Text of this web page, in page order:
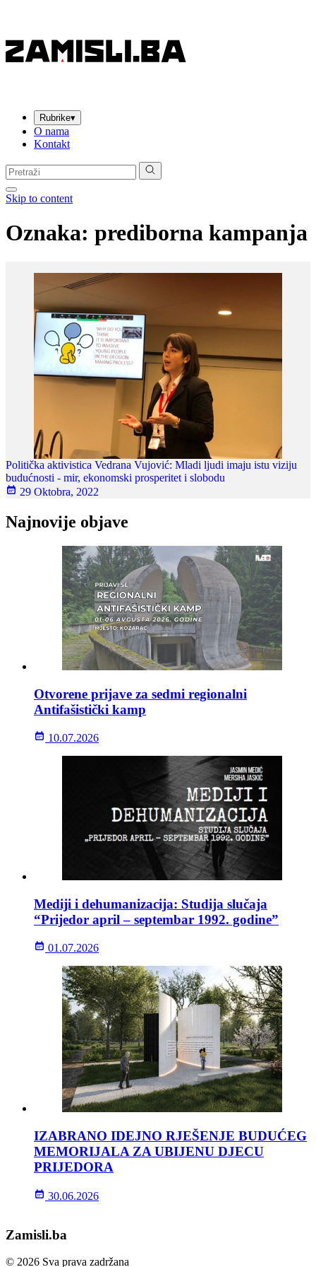
Rubrike▾
O nama
Kontakt
Pretraga:
Skip to content
Oznaka: prediborna kampanja
Politička aktivistica Vedrana Vujović: Mladi ljudi imaju istu viziju
budućnosti - mir, ekonomski prosperitet i slobodu
29 Oktobra, 2022
Najnovije objave
Otvorene prijave za sedmi regionalni
Antifašistički kamp
10.07.2026
Mediji i dehumanizacija: Studija slučaja
“Prijedor april – septembar 1992. godine”
01.07.2026
IZABRANO IDEJNO RJEŠENJE BUDUĆEG
MEMORIJALA ZA UBIJENU DJECU
PRIJEDORA
30.06.2026
Zamisli.ba
© 2026 Sva prava zadržana